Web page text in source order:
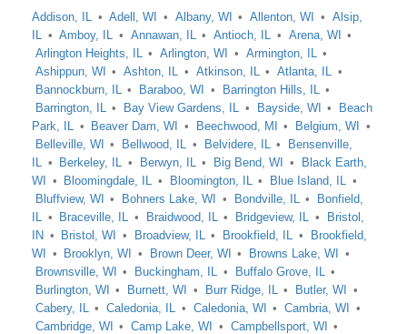
Addison, IL Adell, WI Albany, WI Allenton, WI
Alsip,
IL
Amboy, IL Annawan, IL Antioch, IL
Arena, WI
Arlington Heights, IL
Arlington, WI
Armington, IL
Ashippun, WI
Ashton, IL Atkinson, IL
Atlanta, IL
Bannockburn, IL
Baraboo, WI
Barrington Hills, IL
Barrington, IL
Bay View Gardens, IL Bayside, WI
Beach
Park, IL
Beaver Dam, WI Beechwood, MI
Belgium, WI
Belleville, WI
Bellwood, IL Belvidere, IL
Bensenville,
IL
Berkeley, IL Berwyn, IL Big Bend, WI
Black Earth,
WI
Bloomingdale, IL Bloomington, IL
Blue Island, IL
Bluffview, WI
Bohners Lake, WI Bondville, IL
Bonfield,
IL
Braceville, IL Braidwood, IL Bridgeview, IL
Bristol,
IN
Bristol, WI Broadview, IL Brookfield, IL
Brookfield,
WI
Brooklyn, WI Brown Deer, WI
Browns Lake, WI
Brownsville, WI
Buckingham, IL
Buffalo Grove, IL
Burlington, WI
Burnett, WI Burr Ridge, IL
Butler, WI
Cabery, IL
Caledonia, IL Caledonia, WI
Cambria, WI
Cambridge, WI
Camp Lake, WI
Campbellsport, WI